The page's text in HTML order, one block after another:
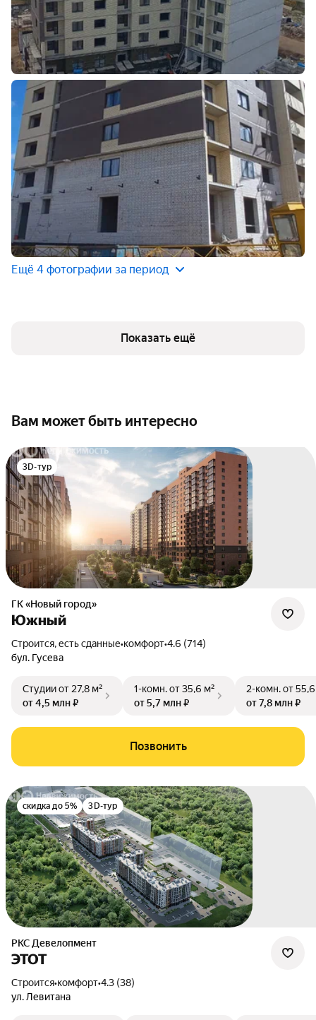
Ещё 4 фотографии за период
Показать ещё
Вам может быть интересно
3D-тур
ГК «Новый город»
Южный
Строится, есть сданные•комфорт•4.6 (714)
бул. Гусева
Студииот 27,8 м²
от 4,5 млн ₽
1-комн.от 35,6 м²
от 5,7 млн ₽
2-комн.от
от 7,8 млн ₽
Позвонить
скидка до 5% 3D-тур
РКС Девелопмент
ЭТОТ
Строится•комфорт•4.3 (38)
ул. Левитана